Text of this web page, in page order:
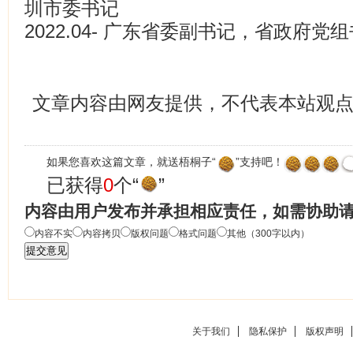
圳市委书记
2022.04- 广东省委副书记，省政府党
文章内容由网友提供，不代表本站观点
如果您喜欢这篇文章，就送梧桐子“ ”支持吧！
已获得0个“ ”
内容由用户发布并承担相应责任，如需协助
内容不实 内容拷贝 版权问题 格式问题 其他（300字以内）
关于我们 隐私保护 版权声明